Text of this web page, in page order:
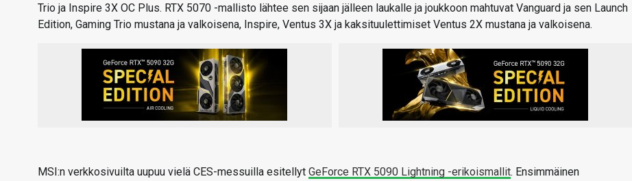
Trio ja Inspire 3X OC Plus. RTX 5070 -mallisto lähtee sen sijaan jälleen laukalle ja joukkoon mahtuvat Vanguard ja sen Launch
Edition, Gaming Trio mustana ja valkoisena, Inspire, Ventus 3X ja kaksituulettimiset Ventus 2X mustana ja valkoisena.
MSI:n verkkosivuilta uupuu vielä CES-messuilla esitellyt GeForce RTX 5090 Lightning -erikoismallit. Ensimmäinen